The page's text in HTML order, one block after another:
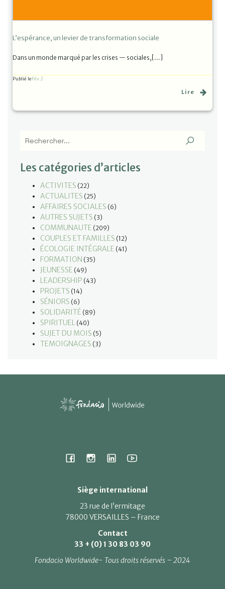
L’espérance, un levier de transformation sociale
Dans un monde marqué par les crises — sociales,[…]
Publié leFév 2
Lire
Les catégories d’articles
ACTIVITES (22)
ACTUALITES (25)
AFFAIRES SOCIALES (6)
AUTRES SUJETS (3)
COMMUNAUTE (209)
COUPLES ET FAMILLES (12)
ÉCOLOGIE INTÉGRALE (41)
FORMATION (35)
JEUNESSE (49)
LEADERSHIP (43)
PROJETS (14)
SÉNIORS (6)
SOLIDARITÉ (89)
SPIRITUEL (40)
SUJET DU MOIS (5)
TEMOIGNAGES (3)
Siège international
23 rue de l’ermitage
78000 VERSAILLES – France
Contact
33 + (0) 1 30 83 03 90
Fondacio Worldwide- Tous droits réservés – 2024